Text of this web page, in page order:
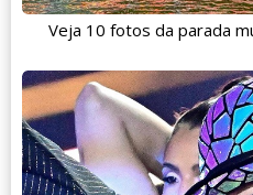
Veja 10 fotos da parada